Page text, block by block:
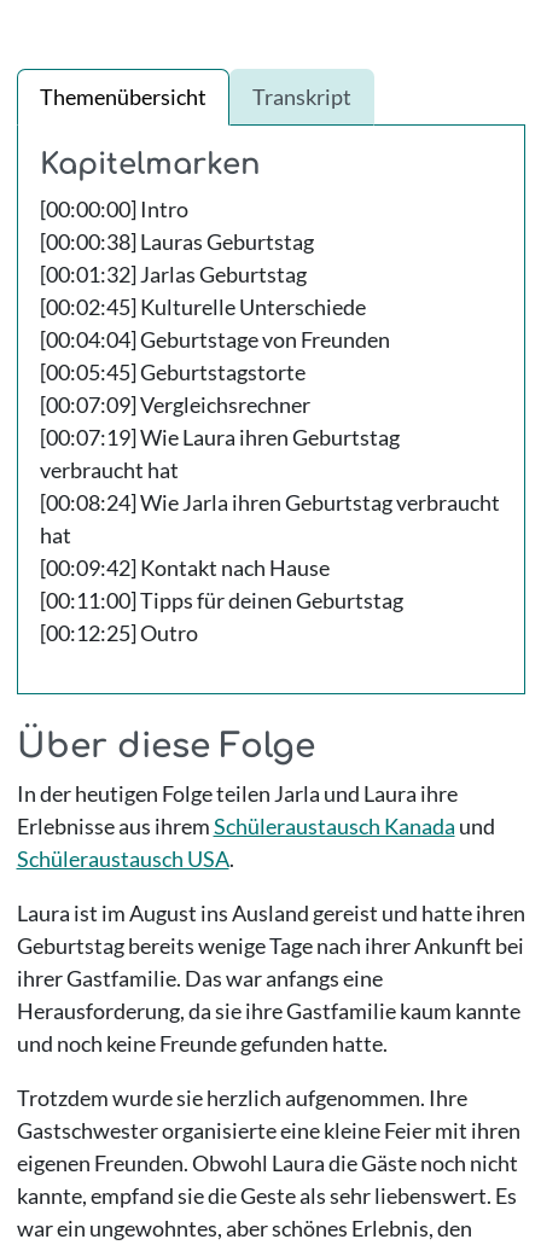
Themenübersicht Transkript
Kapitelmarken
[00:00:00] Intro
[00:00:38] Lauras Geburtstag
[00:01:32] Jarlas Geburtstag
[00:02:45] Kulturelle Unterschiede
[00:04:04] Geburtstage von Freunden
[00:05:45] Geburtstagstorte
[00:07:09] Vergleichsrechner
[00:07:19] Wie Laura ihren Geburtstag
verbraucht hat
[00:08:24] Wie Jarla ihren Geburtstag verbraucht
hat
[00:09:42] Kontakt nach Hause
[00:11:00] Tipps für deinen Geburtstag
[00:12:25] Outro
Über diese Folge
In der heutigen Folge teilen Jarla und Laura ihre
Erlebnisse aus ihremSchüleraustausch Kanada und
Schüleraustausch USA.
Laura ist im August ins Ausland gereist und hatte ihren
Geburtstag bereits wenige Tage nach ihrer Ankunft bei
ihrer Gastfamilie. Das war anfangs eine
Herausforderung, da sie ihre Gastfamilie kaum kannte
und noch keine Freunde gefunden hatte.
Trotzdem wurde sie herzlich aufgenommen. Ihre
Gastschwester organisierte eine kleine Feier mit ihren
eigenen Freunden. Obwohl Laura die Gäste noch nicht
kannte, empfand sie die Geste als sehr liebenswert. Es
war ein ungewohntes, aber schönes Erlebnis, den